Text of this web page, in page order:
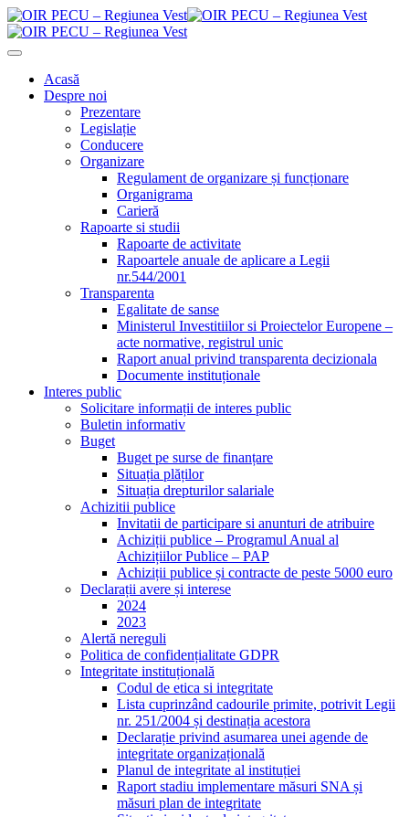
Acasă
Despre noi
Prezentare
Legislație
Conducere
Organizare
Regulament de organizare și funcționare
Organigrama
Carieră
Rapoarte si studii
Rapoarte de activitate
Rapoartele anuale de aplicare a Legii
nr.544/2001
Transparenta
Egalitate de sanse
Ministerul Investitiilor si Proiectelor Europene –
acte normative, registrul unic
Raport anual privind transparenta decizionala
Documente instituționale
Interes public
Solicitare informații de interes public
Buletin informativ
Buget
Buget pe surse de finanțare
Situația plăților
Situația drepturilor salariale
Achizitii publice
Invitatii de participare si anunturi de atribuire
Achiziții publice – Programul Anual al
Achizițiilor Publice – PAP
Achiziții publice și contracte de peste 5000 euro
Declarații avere și interese
2024
2023
Alertă nereguli
Politica de confidențialitate GDPR
Integritate instituțională
Codul de etica si integritate
Lista cuprinzând cadourile primite, potrivit Legii
nr. 251/2004 și destinația acestora
Declarație privind asumarea unei agende de
integritate organizațională
Planul de integritate al instituției
Raport stadiu implementare măsuri SNA și
măsuri plan de integritate